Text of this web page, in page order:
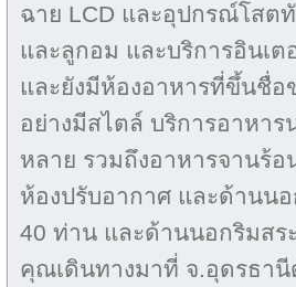
ฉาย LCD และอุปกรณ์โสต
และลูกอม และบริการอินเ
และยังมีห้องอาหารที่ขึ้นชื่อ
อย่างมีสไตล์ บริการอาหา
หลาย รวมถึงอาหารจานร้
ห้องปรับอากาศ และด้านน
40 ท่าน และด้านนอกริมสร
คุณเดินทางมาที่ จ.อุดรธา